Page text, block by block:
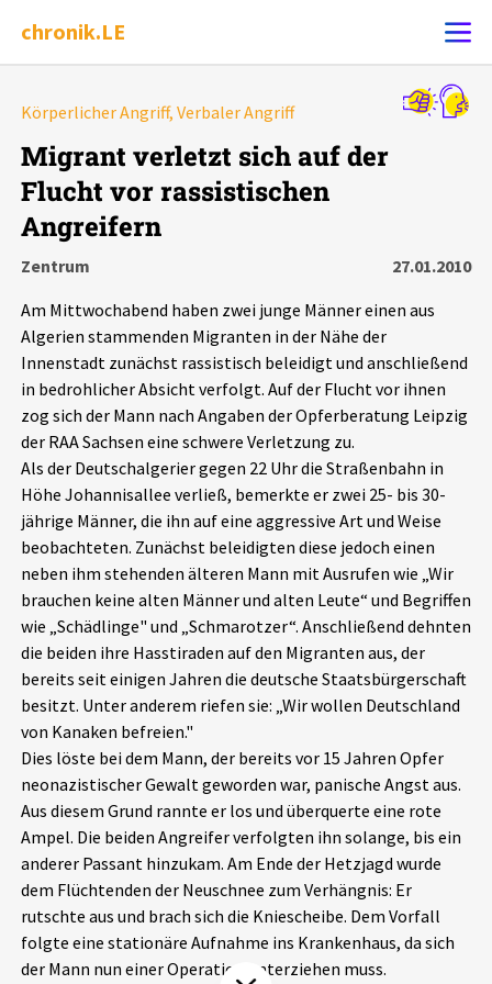
chronik.LE
Ereignis melden
Chronik
Dossiers
Schlaglichter
Phänomene
Aktuelles
Alle Beiträge
Veranstaltungen
Pressemitteilungen
Podcasts
Projektbeschreibung
Kontakt
Unterstützer_innen
Spenden
chronik.LE in der Presse
Körperlicher Angriff, Verbaler Angriff
Migrant verletzt sich auf der
Flucht vor rassistischen
Angreifern
Zentrum
27.01.2010
Am Mittwochabend haben zwei junge Männer einen aus
Algerien stammenden Migranten in der Nähe der
Innenstadt zunächst rassistisch beleidigt und anschließend
in bedrohlicher Absicht verfolgt. Auf der Flucht vor ihnen
zog sich der Mann nach Angaben der Opferberatung Leipzig
der RAA Sachsen eine schwere Verletzung zu.
Als der Deutschalgerier gegen 22 Uhr die Straßenbahn in
Höhe Johannisallee verließ, bemerkte er zwei 25- bis 30-
jährige Männer, die ihn auf eine aggressive Art und Weise
beobachteten. Zunächst beleidigten diese jedoch einen
neben ihm stehenden älteren Mann mit Ausrufen wie „Wir
brauchen keine alten Männer und alten Leute“ und Begriffen
wie „Schädlinge" und „Schmarotzer“. Anschließend dehnten
die beiden ihre Hasstiraden auf den Migranten aus, der
bereits seit einigen Jahren die deutsche Staatsbürgerschaft
besitzt. Unter anderem riefen sie: „Wir wollen Deutschland
von Kanaken befreien."
Dies löste bei dem Mann, der bereits vor 15 Jahren Opfer
neonazistischer Gewalt geworden war, panische Angst aus.
Aus diesem Grund rannte er los und überquerte eine rote
Ampel. Die beiden Angreifer verfolgten ihn solange, bis ein
anderer Passant hinzukam. Am Ende der Hetzjagd wurde
dem Flüchtenden der Neuschnee zum Verhängnis: Er
rutschte aus und brach sich die Kniescheibe. Dem Vorfall
folgte eine stationäre Aufnahme ins Krankenhaus, da sich
der Mann nun einer Operation unterziehen muss.
Alle Ereignisse
7502
Ereignisse Statistik
Filter Erklärungen